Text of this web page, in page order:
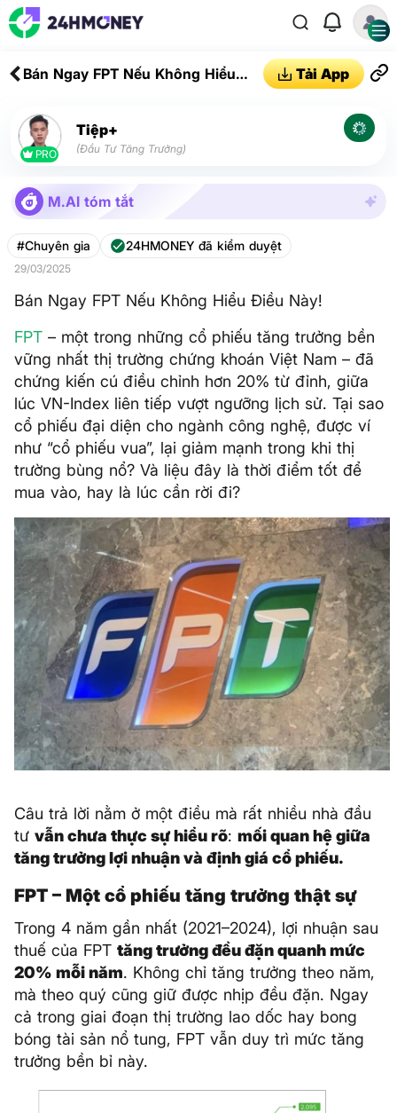
Bán Ngay FPT Nếu Không Hiểu
Tải App
PRO
Tiệp+
(Đầu Tư Tăng Trưởng)
M.AI tóm tắt
#Chuyên gia 24HMONEY đã kiểm duyệt
29/03/2025
Bán Ngay FPT Nếu Không Hiểu Điều Này!
FPT – một trong những cổ phiếu tăng trưởng bền
vững nhất thị trường chứng khoán Việt Nam – đã
chứng kiến cú điều chỉnh hơn 20% từ đỉnh, giữa
lúc VN-Index liên tiếp vượt ngưỡng lịch sử. Tại sao
cổ phiếu đại diện cho ngành công nghệ, được ví
như “cổ phiếu vua”, lại giảm mạnh trong khi thị
trường bùng nổ? Và liệu đây là thời điểm tốt để
mua vào, hay là lúc cần rời đi?
Câu trả lời nằm ở một điều mà rất nhiều nhà đầu
tư vẫn chưa thực sự hiểu rõ: mối quan hệ giữa
tăng trưởng lợi nhuận và định giá cổ phiếu.
FPT – Một cổ phiếu tăng trưởng thật sự
Trong 4 năm gần nhất (2021–2024), lợi nhuận sau
thuế của FPT tăng trưởng đều đặn quanh mức
20% mỗi năm. Không chỉ tăng trưởng theo năm,
mà theo quý cũng giữ được nhịp đều đặn. Ngay
cả trong giai đoạn thị trường lao dốc hay bong
bóng tài sản nổ tung, FPT vẫn duy trì mức tăng
trưởng bền bỉ này.